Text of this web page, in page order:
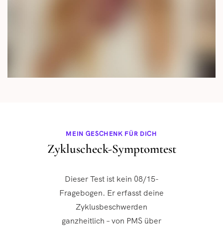
MEIN GESCHENK FÜR DICH
Zykluscheck-Symptomtest
Dieser Test ist kein 08/15-
Fragebogen. Er erfasst deine
Zyklusbeschwerden
ganzheitlich – von PMS über